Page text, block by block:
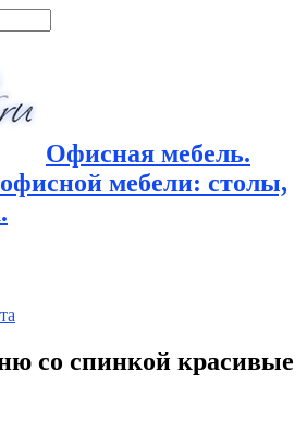
Офисная мебель.
мебели: столы,
со спинкой красивые